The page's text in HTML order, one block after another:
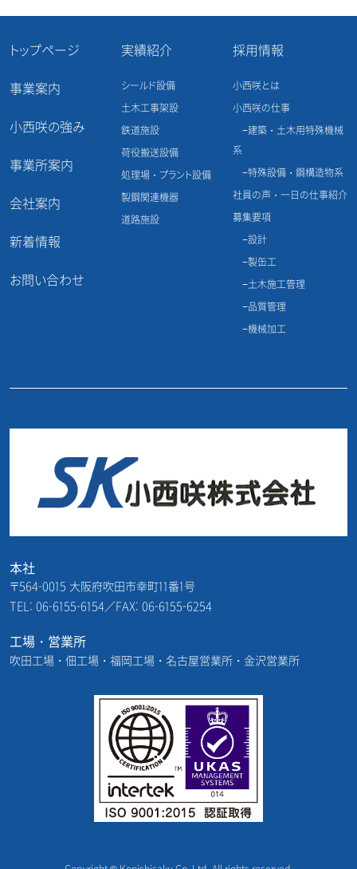
トップページ
事業案内
小西咲の強み
事業所案内
会社案内
新着情報
お問い合わせ
実績紹介
シールド設備
土木工事架設
鉄道施設
荷役搬送設備
処理場・プラント設備
製鋼関連機器
道路施設
採用情報
小西咲とは
小西咲の仕事
建築・土木用特殊機械
系
特殊設備・鋼構造物系
社員の声・一日の仕事紹介
募集要項
設計
製缶工
土木施工管理
品質管理
機械加工
本社
〒564-0015 大阪府吹田市幸町11番1号
TEL: 06-6155-6154／FAX: 06-6155-6254
工場・営業所
吹田工場・佃工場・福岡工場・名古屋営業所・金沢営業所